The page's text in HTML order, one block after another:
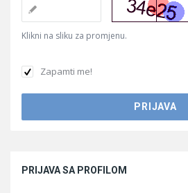
Klikni na sliku za promjenu.
Zapamti me!
PRIJAVA SA PROFILOM